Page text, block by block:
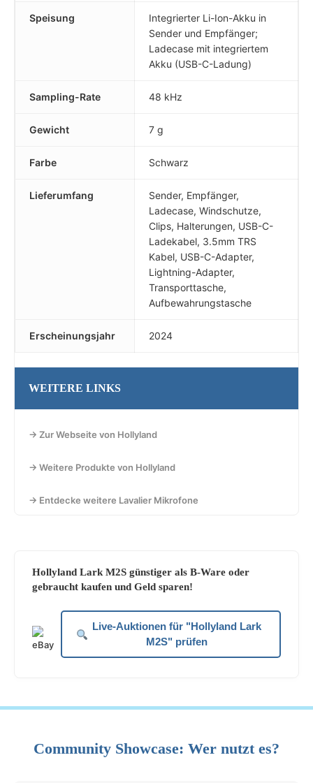
Speisung
Integrierter Li-Ion-Akku in
Sender und Empfänger;
Ladecase mit integriertem
Akku (USB-C-Ladung)
Sampling-Rate 48 kHz
Gewicht 7 g
Farbe Schwarz
Lieferumfang
Sender, Empfänger,
Ladecase, Windschutze,
Clips, Halterungen, USB-C-
Ladekabel, 3.5mm TRS
Kabel, USB-C-Adapter,
Lightning-Adapter,
Transporttasche,
Aufbewahrungstasche
Erscheinungsjahr 2024
WEITERE LINKS
→ Zur Webseite von Hollyland
→ Weitere Produkte von Hollyland
→ Entdecke weitere Lavalier Mikrofone
Hollyland Lark M2S günstiger als B-Ware oder
gebraucht kaufen und Geld sparen!
Live-Auktionen für "Hollyland Lark
M2S" prüfen
Community Showcase: Wer nutzt es?